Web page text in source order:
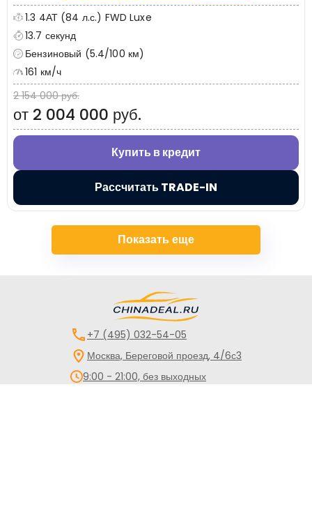
1.3 4АТ (84 л.с.) FWD Luxe
13.7 секунд
Бензиновый (5.4/100 км)
161 км/ч
2 154 000 руб.
от 2 004 000 руб.
Купить в кредит
Рассчитать TRADE-IN
Показать еще
+7 (495) 032-54-05
Москва, Береговой проезд, 4/6с3
9:00 - 21:00, без выходных